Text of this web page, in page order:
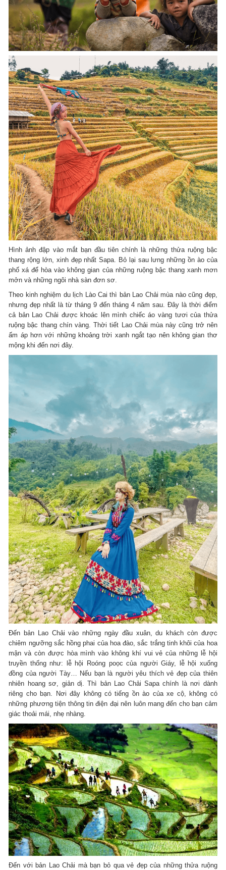
Hình ảnh đập vào mắt bạn đầu tiên chính là những thửa ruộng bậc
thang rộng lớn, xinh đẹp nhất Sapa. Bỏ lại sau lưng những ồn ào của
phố xá để hòa vào không gian của những ruộng bậc thang xanh mơn
mởn và những ngôi nhà sàn đơn sơ.
Theo kinh nghiệm du lịch Lào Cai thì bản Lao Chải mùa nào cũng đẹp,
nhưng đẹp nhất là từ tháng 9 đến tháng 4 năm sau. Đây là thời điểm
cả bản Lao Chải được khoác lên mình chiếc áo vàng tươi của thửa
ruộng bậc thang chín vàng. Thời tiết Lao Chải mùa này cũng trở nên
ấm áp hơn với những khoảng trời xanh ngắt tạo nên không gian thơ
mộng khi đến nơi đây.
Đến bản Lao Chải vào những ngày đầu xuân, du khách còn được
chiêm ngưỡng sắc hồng phai của hoa đào, sắc trắng tinh khôi của hoa
mận và còn được hòa mình vào không khí vui vẻ của những lễ hội
truyền thống như: lễ hội Roóng poọc của người Giáy, lễ hội xuống
đồng của người Tày… Nếu bạn là người yêu thích vẻ đẹp của thiên
nhiên hoang sơ, giản dị. Thì bản Lao Chải Sapa chính là nơi dành
riêng cho bạn. Nơi đây không có tiếng ồn ào của xe cộ, không có
những phương tiện thông tin điện đại nên luôn mang đến cho bạn cảm
giác thoải mái, nhẹ nhàng.
Đến với bản Lao Chải mà bạn bỏ qua vẻ đẹp của những thửa ruộng